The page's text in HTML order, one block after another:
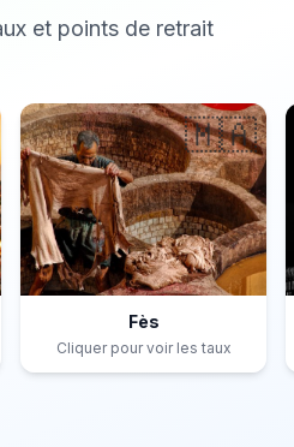
et points de retrait
🇲🇦
Fès
Cliquer pour voir les taux